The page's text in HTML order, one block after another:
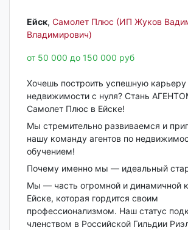
Ейск‎, Самолет Плюс (ИП Жуков
Владимирович)
от 50 000 до 150 000 руб
Хочешь построить успешную карьеру
недвижимости с нуля? Стань
Самолет Плюс в Ейске!
Мы стремительно развиваемся и
нашу команду агентов по
обучением!
Почему именно мы — идеальный
Мы — часть огромной и динамичной
Ейске, которая гордится своим
профессионализмом. Наш статус
членством в Российской Гильдии